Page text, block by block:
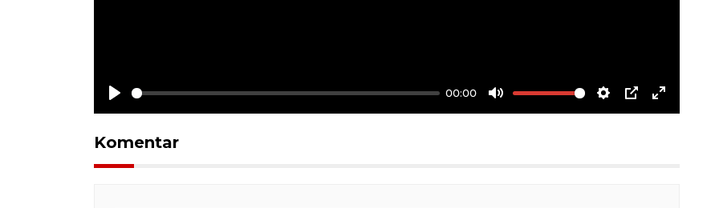
Play
00:00
Mute Settings
PIP Enter
Komentar